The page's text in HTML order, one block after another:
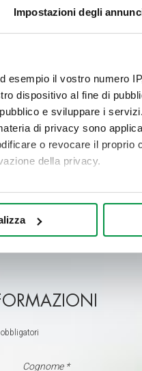
Impostazioni degli
esempio il vostro numero
dispositivo al fine di
e sviluppare i
di privacy sono
o revocare il proprio
della privacy.
alla ricerca di
utilizza il nostro sito con i